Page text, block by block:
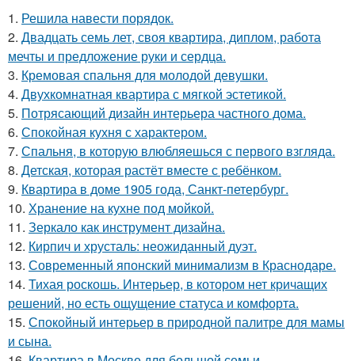
1. Решила навести порядок.
2. Двадцать семь лет, своя квартира, диплом, работа
мечты и предложение руки и сердца.
3. Кремовая спальня для молодой девушки.
4. Двухкомнатная квартира с мягкой эстетикой.
5. Потрясающий дизайн интерьера частного дома.
6. Спокойная кухня с характером.
7. Спальня, в которую влюбляешься с первого взгляда.
8. Детская, которая растёт вместе с ребёнком.
9. Квартира в доме 1905 года, Санкт-петербург.
10. Хранение на кухне под мойкой.
11. Зеркало как инструмент дизайна.
12. Кирпич и хрусталь: неожиданный дуэт.
13. Современный японский минимализм в Краснодаре.
14. Тихая роскошь. Интерьер, в котором нет кричащих
решений, но есть ощущение статуса и комфорта.
15. Спокойный интерьер в природной палитре для мамы
и сына.